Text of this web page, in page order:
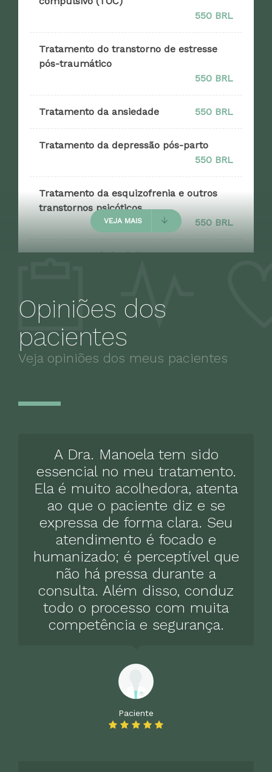
550 BRL
Tratamento do transtorno de estresse
pós-traumático
550 BRL
Tratamento da ansiedade 550 BRL
Tratamento da depressão pós-parto
550 BRL
Tratamento da esquizofrenia e outros
transtornos psicóticos
550 BRL
Tratamento da insônia 550 BRL
Tratamento da depressão
Tratamento do luto patológico
550 BRL
Tratamento de transtornos alimentares
550 BRL
Tratamento para transtorno da
ansiedade generalizada (TAG)
550 BRL
Tratamento para transtorno de
ansiedade
550 BRL
Tratamento de transtornos psiquiátricos
VEJA MAIS
Opiniões dos
pacientes
Veja opiniões dos meus pacientes
A Dra. Manoela tem sido
essencial no meu tratamento.
Ela é muito acolhedora, atenta
ao que o paciente diz e se
expressa de forma clara. Seu
atendimento é focado e
humanizado; é perceptível que
não há pressa durante a
consulta. Além disso, conduz
todo o processo com muita
competência e segurança.
Paciente